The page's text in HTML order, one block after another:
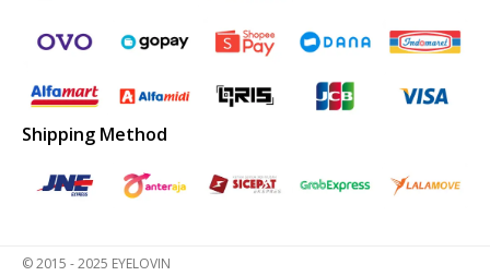
Shipping Method
© 2015 - 2025 EYELOVIN